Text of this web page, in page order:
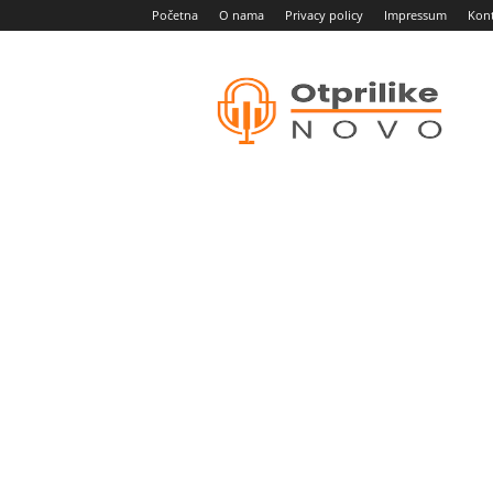
Početna O nama Privacy policy Impressum
novo